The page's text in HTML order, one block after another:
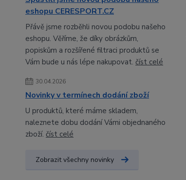
eshopu CERESPORT.CZ
Přávě jsme rozběhli novou podobu našeho
eshopu. Věříme, že díky obrázkům,
popiskům a rozšířené filtraci produktů se
Vám bude u nás lépe nakupovat. číst celé
30.04.2026
Novinky v termínech dodání zboží
U produktů, které máme skladem,
naleznete dobu dodání Vámi objednaného
zboží. číst celé
Zobrazit všechny novinky